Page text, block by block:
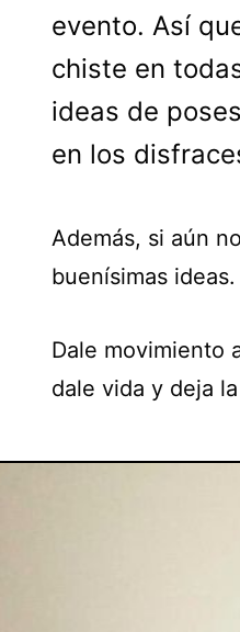
evento. Así
chiste en
ideas de
en los
Además, si aún
buenísimas ideas.
Dale movimiento
dale vida y deja